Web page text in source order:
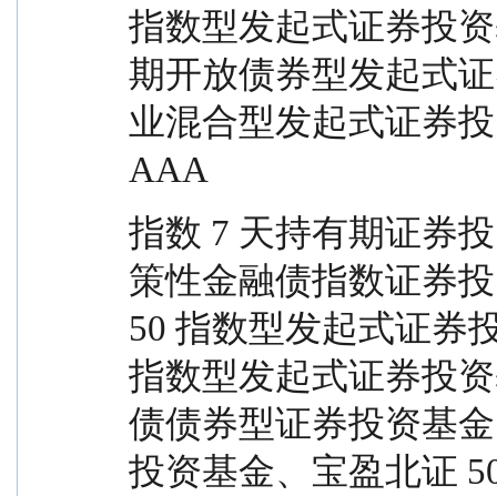
指数型发起式证券投
期开放债券型发起式
业混合型发起式证券
AAA
指数 7 天持有期证券
策性金融债指数证券
50 指数型发起式证券
指数型发起式证券投
债债券型证券投资基
投资基金、宝盈北证